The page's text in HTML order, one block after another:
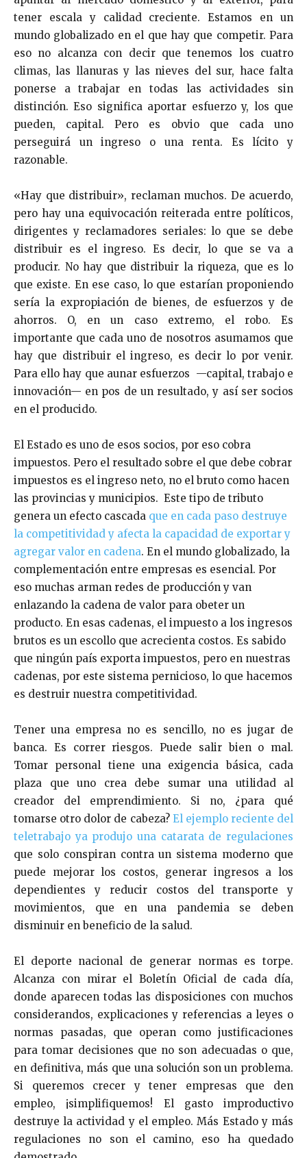
tener escala y calidad creciente. Estamos en un
mundo globalizado en el que hay que competir. Para
eso no alcanza con decir que tenemos los cuatro
climas, las llanuras y las nieves del sur, hace falta
ponerse a trabajar en todas las actividades sin
distinción. Eso significa aportar esfuerzo y, los que
pueden, capital. Pero es obvio que cada uno
perseguirá un ingreso o una renta. Es lícito y
razonable.
«Hay que distribuir», reclaman muchos. De acuerdo,
pero hay una equivocación reiterada entre políticos,
dirigentes y reclamadores seriales: lo que se debe
distribuir es el ingreso. Es decir, lo que se va a
producir. No hay que distribuir la riqueza, que es lo
que existe. En ese caso, lo que estarían proponiendo
sería la expropiación de bienes, de esfuerzos y de
ahorros. O, en un caso extremo, el robo. Es
importante que cada uno de nosotros asumamos que
hay que distribuir el ingreso, es decir lo por venir.
Para ello hay que aunar esfuerzos —capital, trabajo e
innovación— en pos de un resultado, y así ser socios
en el producido.
El Estado es uno de esos socios, por eso cobra
impuestos. Pero el resultado sobre el que debe cobrar
impuestos es el ingreso neto, no el bruto como hacen
las provincias y municipios. Este tipo de tributo
genera un efecto cascada que en cada paso destruye
la competitividad y afecta la capacidad de exportar y
agregar valor en cadena. En el mundo globalizado, la
complementación entre empresas es esencial. Por
eso muchas arman redes de producción y van
enlazando la cadena de valor para obeter un
producto. En esas cadenas, el impuesto a los ingresos
brutos es un escollo que acrecienta costos. Es sabido
que ningún país exporta impuestos, pero en nuestras
cadenas, por este sistema pernicioso, lo que hacemos
es destruir nuestra competitividad.
Tener una empresa no es sencillo, no es jugar de
banca. Es correr riesgos. Puede salir bien o mal.
Tomar personal tiene una exigencia básica, cada
plaza que uno crea debe sumar una utilidad al
creador del emprendimiento. Si no, ¿para qué
tomarse otro dolor de cabeza? El ejemplo reciente del
teletrabajo ya produjo una catarata de regulaciones
que solo conspiran contra un sistema moderno que
puede mejorar los costos, generar ingresos a los
dependientes y reducir costos del transporte y
movimientos, que en una pandemia se deben
disminuir en beneficio de la salud.
El deporte nacional de generar normas es torpe.
Alcanza con mirar el Boletín Oficial de cada día,
donde aparecen todas las disposiciones con muchos
considerandos, explicaciones y referencias a leyes o
normas pasadas, que operan como justificaciones
para tomar decisiones que no son adecuadas o que,
en definitiva, más que una solución son un problema.
Si queremos crecer y tener empresas que den
empleo, ¡simplifiquemos! El gasto improductivo
destruye la actividad y el empleo. Más Estado y más
regulaciones no son el camino, eso ha quedado